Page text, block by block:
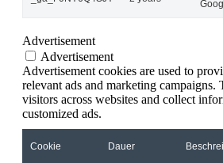
Advertisement
Advertisement
Advertisement cookies are used to
relevant ads and marketing campaigns.
visitors across websites and collect
customized ads.
Cookie Dauer